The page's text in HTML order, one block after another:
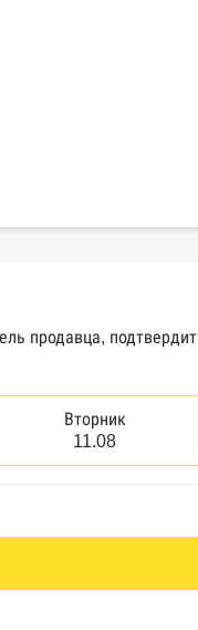
Росприроднадзор,
продавца, подтвердит
Вторник
11.08